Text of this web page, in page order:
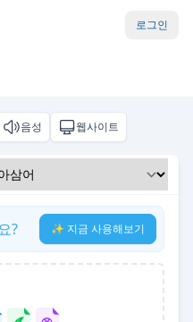
로그인
음성 웹사이트
? ✨ 지금 사용해보기